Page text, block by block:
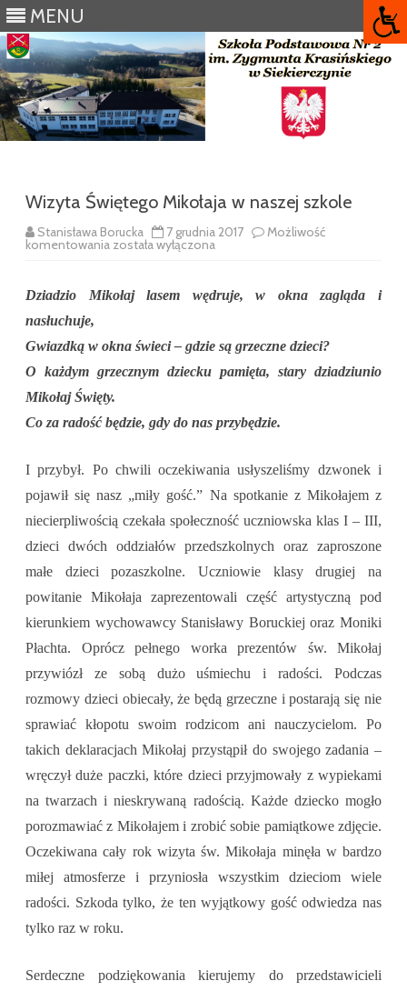
MENU
Wizyta Świętego Mikołaja w naszej szkole
Stanisława Borucka 7 grudnia 2017 Możliwość
komentowania Wizyta
naszej
szkole
została wyłączona
Dziadzio Mikołaj lasem wędruje, w okna zagląda i
nasłuchuje,
Gwiazdką w okna świeci – gdzie są grzeczne dzieci?
O każdym grzecznym dziecku pamięta, stary dziadziunio
Mikołaj Święty.
Co za radość będzie, gdy do nas przybędzie.
I przybył. Po chwili oczekiwania usłyszeliśmy dzwonek i
pojawił się nasz „miły gość.” Na spotkanie z Mikołajem z
niecierpliwością czekała społeczność uczniowska klas I – III,
dzieci dwóch oddziałów przedszkolnych oraz zaproszone
małe dzieci pozaszkolne. Uczniowie klasy drugiej na
powitanie Mikołaja zaprezentowali część artystyczną pod
kierunkiem wychowawcy Stanisławy Boruckiej oraz Moniki
Płachta. Oprócz pełnego worka prezentów św. Mikołaj
przywiózł ze sobą dużo uśmiechu i radości. Podczas
rozmowy dzieci obiecały, że będą grzeczne i postarają się nie
sprawiać kłopotu swoim rodzicom ani nauczycielom. Po
takich deklaracjach Mikołaj przystąpił do swojego zadania –
wręczył duże paczki, które dzieci przyjmowały z wypiekami
na twarzach i nieskrywaną radością. Każde dziecko mogło
porozmawiać z Mikołajem i zrobić sobie pamiątkowe zdjęcie.
Oczekiwana cały rok wizyta św. Mikołaja minęła w bardzo
miłej atmosferze i przyniosła wszystkim dzieciom wiele
radości. Szkoda tylko, że ten wyjątkowy gość odwiedza nas
tylko raz w roku.
Serdeczne podziękowania kierujemy do przedstawicieli